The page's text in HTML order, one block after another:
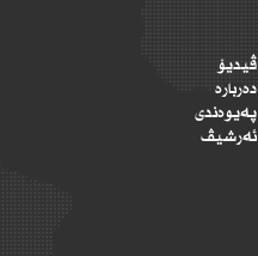
ڤیدیۆ
دەربارە
پەیوەندی
ئەرشیڤ